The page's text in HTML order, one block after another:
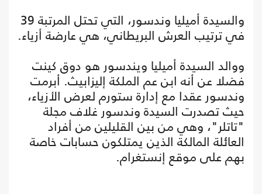
والسيدة أميليا وندسور، التي تحتل المرتبة 39
في ترتيب العرش البريطاني، هي عارضة أزياء.
ووالد السيدة أميليا ويندسور هو دوق كينت
فضلا عن أنه ابن عم الملكة إليزابيث. أبرمت
وندسور عقدا مع إدارة ستورم لعرض الأزياء،
حيث تصدرت السيدة وندسور غلاف مجلة
"تاتلر"، وهي من بين القليلين من أفراد
العائلة المالكة الذين يمتلكون حسابات خاصة
بهم على موقع إنستغرام.